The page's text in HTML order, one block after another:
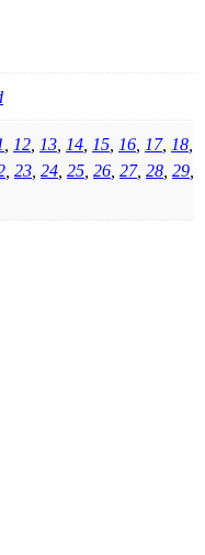
12 13 14 15 16 17, 18
23 24 25 26 27, 28 29